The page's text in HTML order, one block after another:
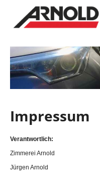
Impressum
Verantwortlich:
Zimmerei Arnold
Jürgen Arnold